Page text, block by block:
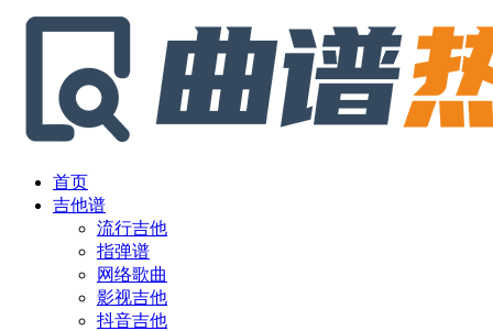
首页
吉他谱
流行吉他
指弹谱
网络歌曲
影视吉他
抖音吉他